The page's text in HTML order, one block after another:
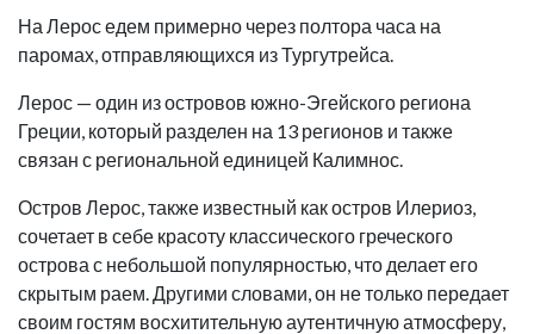
На Лерос едем примерно через полтора часа на
паромах, отправляющихся из Тургутрейса.
Лерос — один из островов южно-Эгейского региона
Греции, который разделен на 13 регионов и также
связан с региональной единицей Калимнос.
Остров Лерос, также известный как остров Илериоз,
сочетает в себе красоту классического греческого
острова с небольшой популярностью, что делает его
скрытым раем. Другими словами, он не только передает
своим гостям восхитительную аутентичную атмосферу,